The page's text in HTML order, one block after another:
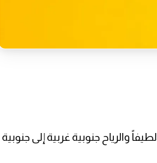
والرياح جنوبية غربية إلى جنوبية